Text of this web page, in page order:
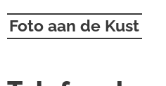
Foto aan de Kust